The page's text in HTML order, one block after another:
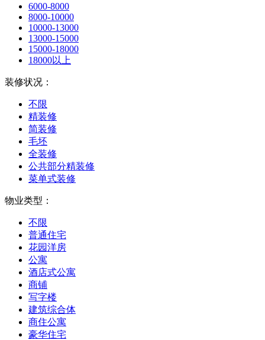
6000-8000
8000-10000
10000-13000
13000-15000
15000-18000
18000以上
装修状况：
不限
精装修
简装修
毛坯
全装修
公共部分精装修
菜单式装修
物业类型：
不限
普通住宅
花园洋房
公寓
酒店式公寓
商铺
写字楼
建筑综合体
商住公寓
豪华住宅